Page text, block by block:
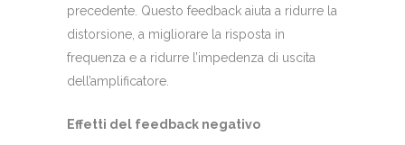
precedente. Questo feedback aiuta a ridurre la
distorsione, a migliorare la risposta in
frequenza e a ridurre l’impedenza di uscita
dell’amplificatore.
Effetti del feedback negativo